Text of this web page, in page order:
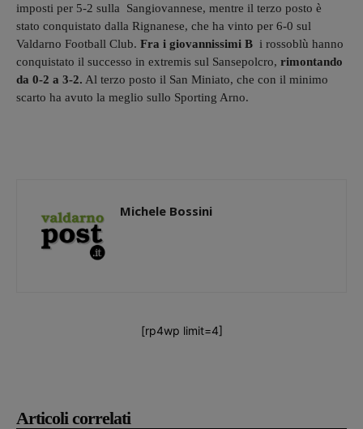
Articoli correlati
imposti per 5-2 sulla Sangiovannese, mentre il terzo posto è
stato conquistato dalla Rignanese, che ha vinto per 6-0 sul
Valdarno Football Club. Fra i giovannissimi B i rossoblù hanno
conquistato il successo in extremis sul Sansepolcro, rimontando
da 0-2 a 3-2. Al terzo posto il San Miniato, che con il minimo
scarto ha avuto la meglio sullo Sporting Arno.
Michele Bossini
[rp4wp limit=4]